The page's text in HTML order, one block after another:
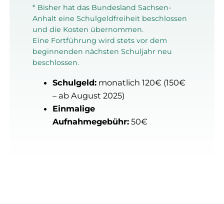
einer sozialpädagogischen
Einrichtung
oder
ohne Berufsausbildung
mindestens 4 Jahre
Berufstätigkeit bei einem
anerkannten sozialen
* Bisher hat das Bundesland Sachsen-
Anhalt eine Schulgeldfreiheit beschlossen
und die Kosten übernommen.
Eine Fortführung wird stets vor dem
beginnenden nächsten Schuljahr neu
beschlossen.
Schulgeld: monatlich 120€ (150€
– ab August 2025)
Einmalige
Aufnahmegebühr: 50€